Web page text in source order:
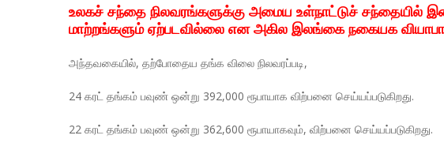
உலகச் சந்தை நிலவரங்களுக்கு அமைய உள்நாட்டுச் சந்தையில்
மாற்றங்களும் ஏற்படவில்லை என அகில இலங்கை நகையக
அந்தவகையில், தற்போதைய தங்க விலை நிலவரப்படி,
24 கரட் தங்கம் பவுண் ஒன்று 392,000 ரூபாயாக விற்பனை செய்யப்படுகிறது.
22 கரட் தங்கம் பவுண் ஒன்று 362,600 ரூபாயாகவும், விற்பனை செய்யப்படுகிறது.